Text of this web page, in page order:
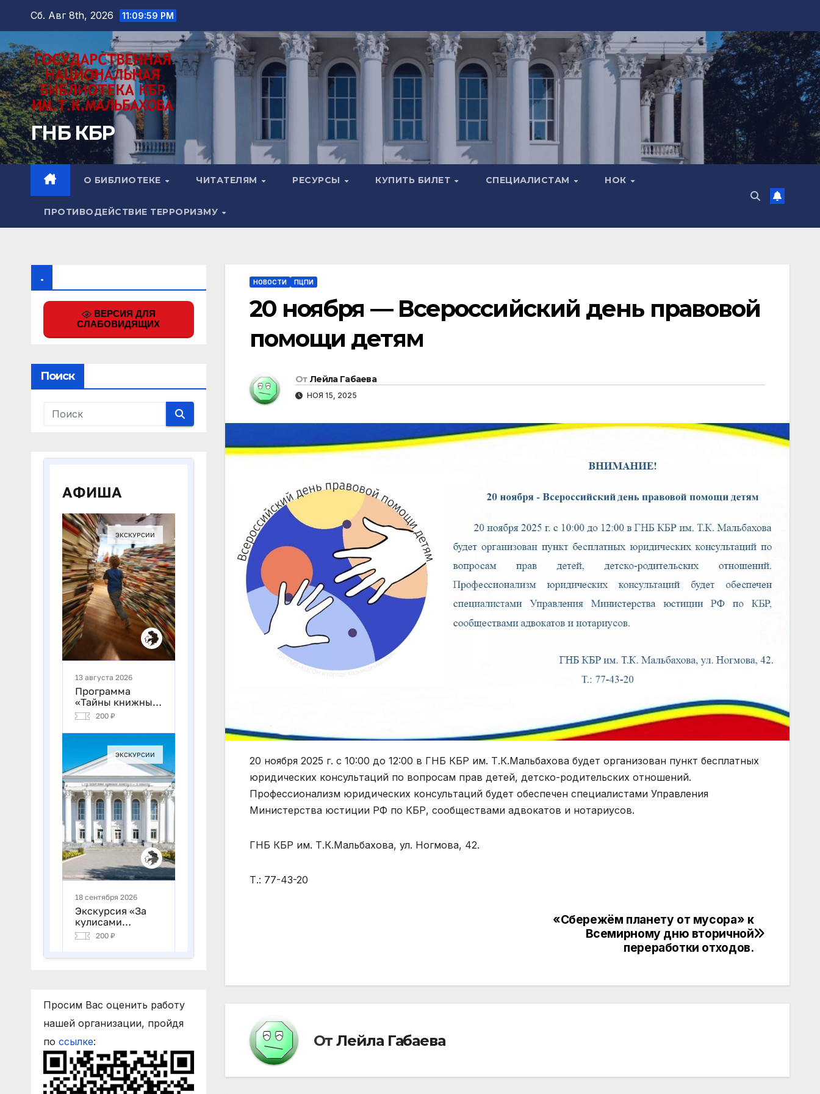
Перейти
содержимому
Сб. Авг 8th, 2026 11:10:00 PM
ГНБ КБР
О БИБЛИОТЕКЕ ЧИТАТЕЛЯМ РЕСУРСЫ КУПИТЬ БИЛЕТ СПЕЦИАЛИСТАМ НОК
ПРОТИВОДЕЙСТВИЕ ТЕРРОРИЗМУ
.
ВЕРСИЯ ДЛЯ
СЛАБОВИДЯЩИХ
Поиск
Просим Вас оценить работу
нашей организации, пройдя
по ссылке:
НОВОСТИ ПЦПИ
20 ноября — Всероссийский день правовой
помощи детям
От Лейла Габаева
НОЯ 15, 2025
20 ноября 2025 г. с 10:00 до 12:00 в ГНБ КБР им. Т.К.Мальбахова будет организован пункт бесплатных
юридических консультаций по вопросам прав детей, детско-родительских отношений.
Профессионализм юридических консультаций будет обеспечен специалистами Управления
Министерства юстиции РФ по КБР, сообществами адвокатов и нотариусов.
ГНБ КБР им. Т.К.Мальбахова, ул. Ногмова, 42.
Т.: 77-43-20
«Сбережём планету от мусора» к
Всемирному дню вторичной
переработки отходов.
От Лейла Габаева